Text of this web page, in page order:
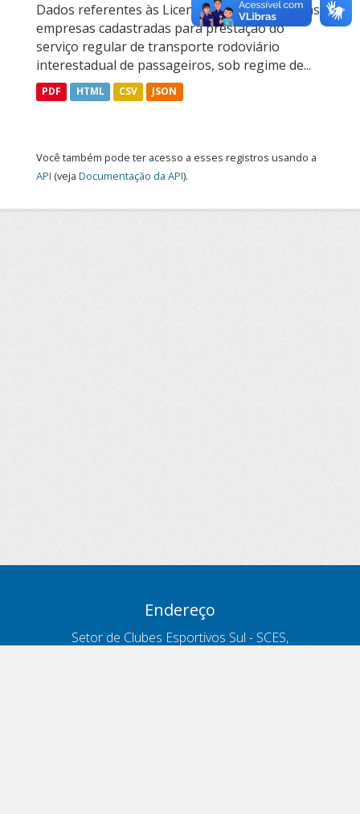
Dados referentes às Licenças Operacionais das
empresas cadastradas para prestação do
serviço regular de transporte rodoviário
interestadual de passageiros, sob regime de...
PDF HTML CSV JSON
Você também pode ter acesso a esses registros usando a
API (veja Documentação da API).
Endereço
Setor de Clubes Esportivos Sul - SCES,